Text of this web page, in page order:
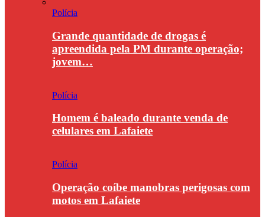
Polícia
Grande quantidade de drogas é
apreendida pela PM durante operação;
jovem…
Polícia
Homem é baleado durante venda de
celulares em Lafaiete
Polícia
Operação coíbe manobras perigosas com
motos em Lafaiete